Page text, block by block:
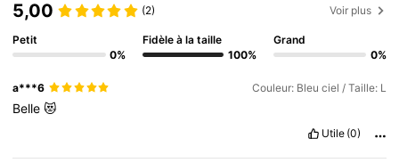
5,00 (2) Voir plus
Petit
0%
Fidèle à la taille
100%
Grand
0%
a***6 Couleur: Bleu ciel / Taille: L
Belle😻
Utile (0)